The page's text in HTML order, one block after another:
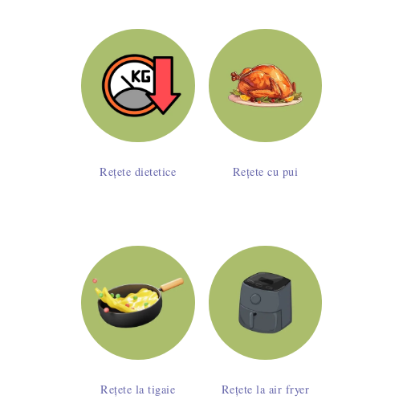
Rețete dietetice Rețete cu pui
Rețete la tigaie Rețete la air fryer